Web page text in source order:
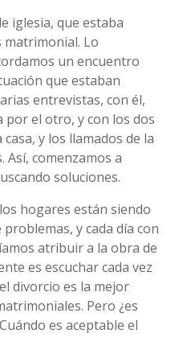
iglesia, que estaba
Lo
un encuentro
que estaban
entrevistas, con él,
por el otro, y con los dos
y los llamados de la
comenzamos a
soluciones.
hogares están siendo
y cada día con
atribuir a la obra de
es escuchar cada vez
divorcio es la mejor
Pero ¿es
es aceptable el